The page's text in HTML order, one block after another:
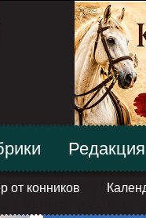
от конников
Редакция